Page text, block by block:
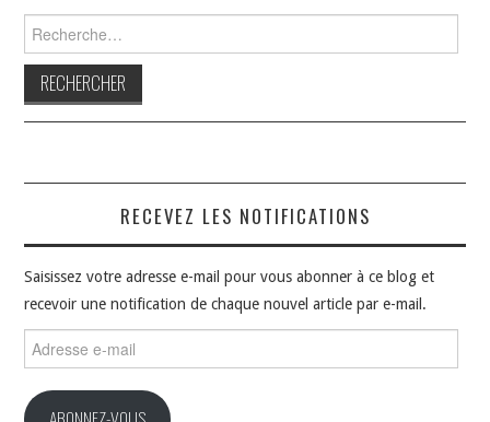
RECEVEZ LES NOTIFICATIONS
Saisissez votre adresse e-mail pour vous abonner à ce blog et
recevoir une notification de chaque nouvel article par e-mail.
e-